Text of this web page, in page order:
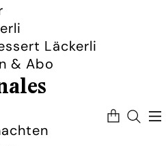
Läckerli
& Abo
Artikel
im
Warenkorb